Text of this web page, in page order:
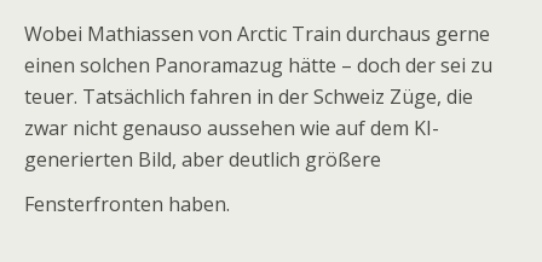
Wobei Mathiassen von Arctic Train durchaus gerne
einen solchen Panoramazug hätte – doch der sei zu
teuer. Tatsächlich fahren in der Schweiz Züge, die
zwar nicht genauso aussehen wie auf dem KI-
generierten Bild, aber deutlich größere
Fensterfronten haben.